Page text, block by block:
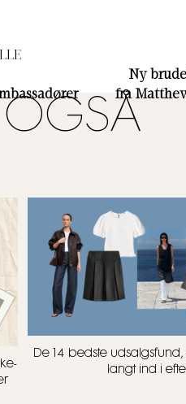
Ny
fra
De 14 bedste
langt ind i